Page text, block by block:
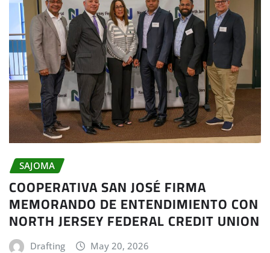
SAJOMA
COOPERATIVA SAN JOSÉ FIRMA
MEMORANDO DE ENTENDIMIENTO CON
NORTH JERSEY FEDERAL CREDIT UNION
Drafting May 20, 2026